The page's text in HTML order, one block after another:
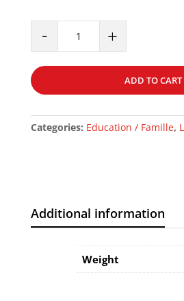
-
-
VOLUME
quantity
+
ADD TO CART
Categories: Education / Famille,
Additional information
Weight